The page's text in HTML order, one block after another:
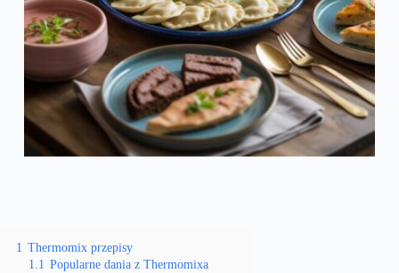
1 Thermomix przepisy
1.1 Popularne dania z Thermomixa